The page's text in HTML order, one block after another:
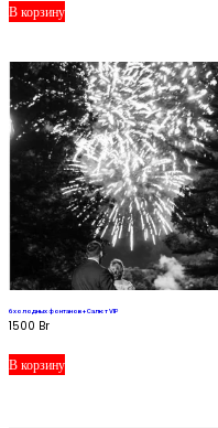
В корзину
6 холодных фонтанов + Салют VIP
1500 Br
В корзину